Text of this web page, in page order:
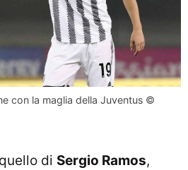
con la maglia della Juventus ©
di Sergio Ramos,